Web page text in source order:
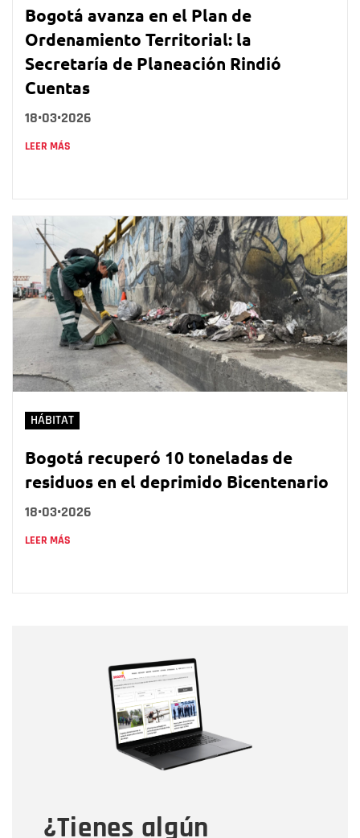
Bogotá avanza en el Plan de
Ordenamiento Territorial: la
Secretaría de Planeación Rindió
Cuentas
18•03•2026
LEER MÁS
HÁBITAT
Bogotá recuperó 10 toneladas de
residuos en el deprimido Bicentenario
18•03•2026
LEER MÁS
¿Tienes algún
Correo electrónico
Tipo de comentario
Mensaje